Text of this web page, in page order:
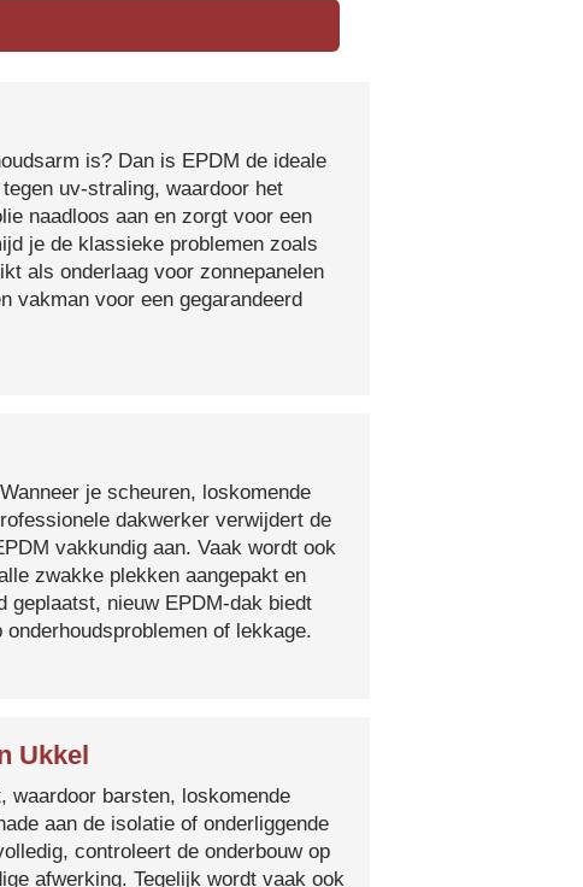
is? Dan is EPDM de ideale
uv-straling, waardoor het
naadloos aan en zorgt voor een
je de klassieke problemen zoals
als onderlaag voor zonnepanelen
vakman voor een gegarandeerd
je scheuren, loskomende
dakwerker verwijdert de
vakkundig aan. Vaak wordt ook
zwakke plekken aangepakt en
geplaatst, nieuw EPDM-dak biedt
of lekkage.
Ukkel
barsten, loskomende
aan de isolatie of onderliggende
controleert de onderbouw op
afwerking. Tegelijk wordt vaak ook